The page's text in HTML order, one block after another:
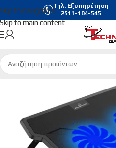
Skip to navigation
Skip to main content
Τηλ. Εξυπηρέτηση
2511-104-545
Αρχική σελίδα/Αξεσουάρ Laptop/